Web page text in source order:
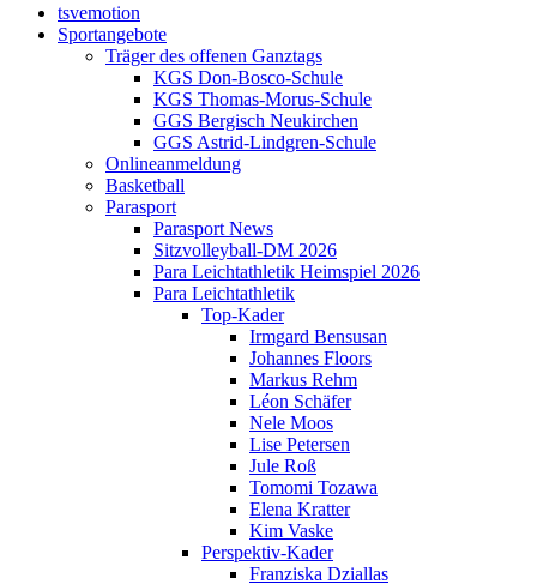
tsvemotion
Sportangebote
Träger des offenen Ganztags
KGS Don-Bosco-Schule
KGS Thomas-Morus-Schule
GGS Bergisch Neukirchen
GGS Astrid-Lindgren-Schule
Onlineanmeldung
Basketball
Parasport
Parasport News
Sitzvolleyball-DM 2026
Para Leichtathletik Heimspiel 2026
Para Leichtathletik
Top-Kader
Irmgard Bensusan
Johannes Floors
Markus Rehm
Léon Schäfer
Nele Moos
Lise Petersen
Jule Roß
Tomomi Tozawa
Elena Kratter
Kim Vaske
Perspektiv-Kader
Franziska Dziallas